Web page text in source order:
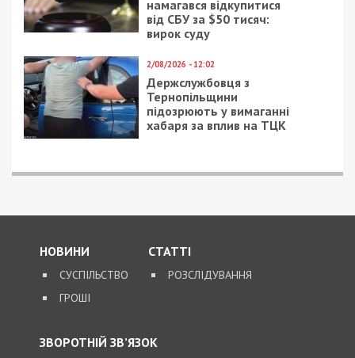
намагався відкупитися
від СБУ за $50 тисяч:
вирок суду
2/08/2026 - 12:02
Держслужбовця з
Тернопільщини
підозрюють у вимаганні
хабаря за вплив на ТЦК
НОВИНИ
СУСПІЛЬСТВО
ГРОШІ
СТАТТІ
РОЗСЛІДУВАННЯ
ЗВОРОТНІЙ ЗВ’ЯЗОК